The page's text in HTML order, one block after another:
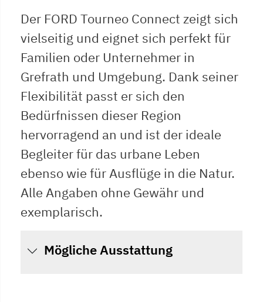
Der FORD Tourneo Connect zeigt sich
vielseitig und eignet sich perfekt für
Familien oder Unternehmer in
Grefrath und Umgebung. Dank seiner
Flexibilität passt er sich den
Bedürfnissen dieser Region
hervorragend an und ist der ideale
Begleiter für das urbane Leben
ebenso wie für Ausflüge in die Natur.
Alle Angaben ohne Gewähr und
exemplarisch.
Mögliche Ausstattung